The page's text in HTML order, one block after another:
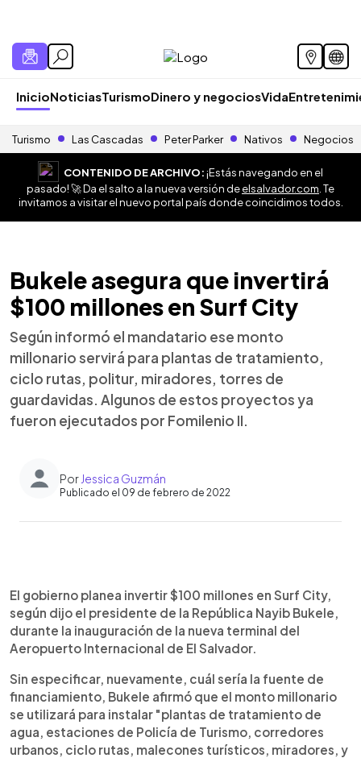
InicioNoticiasTurismoDinero y negociosVida
Turismo Las Cascadas Peter Parker Nativos Negocios
CONTENIDO DE ARCHIVO:¡Estás navegando en el
pasado! 🚀 Da el salto a la nueva versión deelsalvador.com . Te
invitamos a visitar el nuevo portal país donde coincidimos todos.
Bukele asegura que invertirá
$100 millones en Surf City
Según informó el mandatario ese monto
millonario servirá para plantas de tratamiento,
ciclo rutas, politur, miradores, torres de
guardavidas. Algunos de estos proyectos ya
fueron ejecutados por Fomilenio II.
Por Jessica Guzmán
Publicado el 09 de febrero de 2022
► Escuchar artículo
El gobierno planea invertir $100 millones en Surf City,
según dijo el presidente de la República Nayib Bukele,
durante la inauguración de la nueva terminal del
Aeropuerto Internacional de El Salvador.
Sin especificar, nuevamente, cuál sería la fuente de
financiamiento, Bukele afirmó que el monto millonario
se utilizará para instalar "plantas de tratamiento de
agua, estaciones de Policía de Turismo, corredores
urbanos, ciclo rutas, malecones turísticos, miradores, y